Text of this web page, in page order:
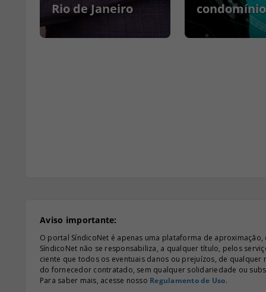
Rio de Janeiro
Aviso importante:
O portal SíndicoNet é apenas uma plataforma de
SíndicoNet não se responsabiliza, a qualquer título, pelos
ciente que todos os eventuais danos ou prejuízos, de
do fornecedor contratado, sem qualquer solidariedade ou
Para saber mais, acesse nosso Regulamento de Uso.